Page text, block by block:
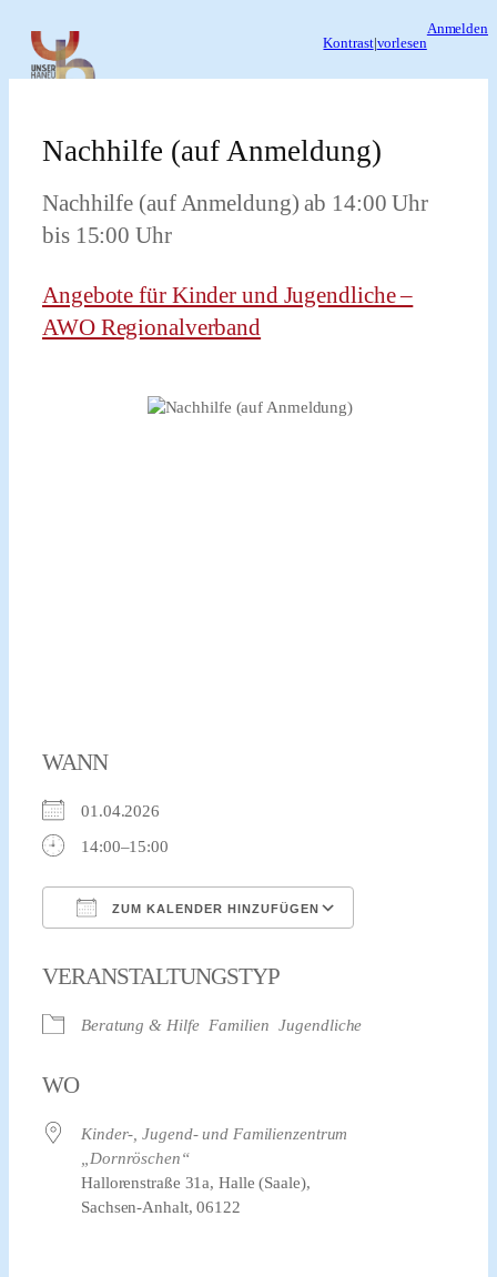
Inhalt
springen
Kontrast| vorlesen
Anmelden
Nachhilfe (auf Anmeldung)
Nachhilfe (auf Anmeldung) ab 14:00 Uhr
bis 15:00 Uhr
Angebote für Kinder und Jugendliche –
AWO Regionalverband
WANN
01.04.2026
14:00–15:00
ZUM KALENDER HINZUFÜGEN
VERANSTALTUNGSTYP
Beratung & Hilfe Familien Jugendliche
WO
Kinder-, Jugend- und Familienzentrum
„Dornröschen“
Hallorenstraße 31a, Halle (Saale),
Sachsen-Anhalt, 06122